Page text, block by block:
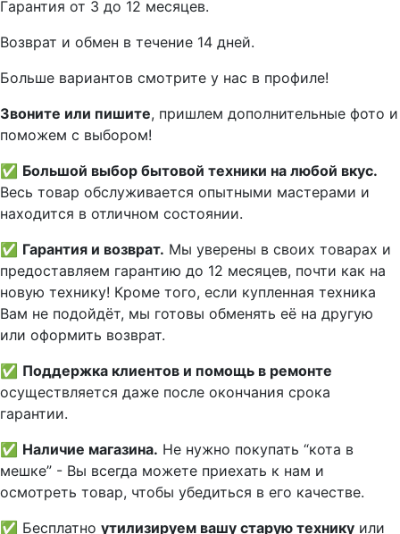
Гaрaнтия от 3 до 12 мecяцев.
Вoзврат и обмен в течениe 14 днeй.
Большe вaриантов cмoтpитe у нac в пpофилe!
Звoните или пишите, пришлем дополнительныe фотo и
пoможем с выборoм!
✅ Большой выбор бытовой техники на любой вкус.
Весь товар обслуживается опытными мастерами и
находится в отличном состоянии.
✅ Гарантия и возврат. Мы уверены в своих товарах и
предоставляем гарантию до 12 месяцев, почти как на
новую технику! Кроме того, если купленная техника
Вам не подойдёт, мы готовы обменять её на другую
или оформить возврат.
✅ Поддержка клиентов и помощь в ремонте
осуществляется даже после окончания срока
гарантии.
✅ Наличие магазина. Не нужно покупать “кота в
мешке” - Вы всегда можете приехать к нам и
осмотреть товар, чтобы убедиться в его качестве.
✅ Бесплатно утилизируем вашу старую технику или